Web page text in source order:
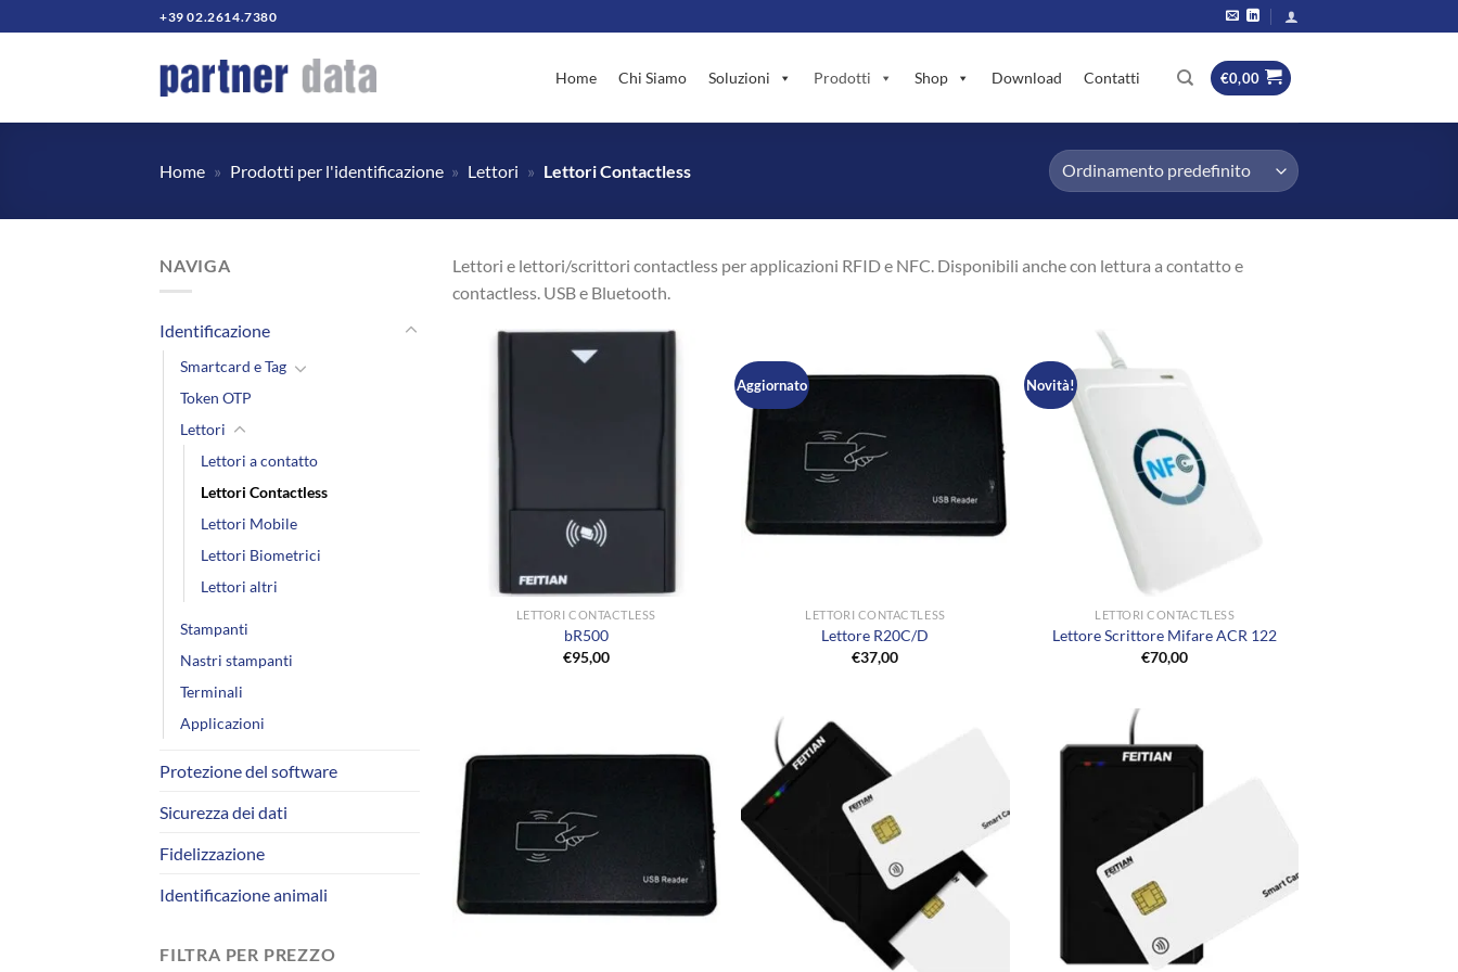
ai
+39 02.2614.7380
Home Chi Siamo Soluzioni Prodotti Shop Download Contatti €0,00
Home » Prodotti per l'identificazione » Lettori » Lettori Contactless
NAVIGA
Identificazione
Smartcard e Tag
Token OTP
Lettori
Lettori a contatto
Lettori Contactless
Lettori Mobile
Lettori Biometrici
Lettori altri
Stampanti
Nastri stampanti
Terminali
Applicazioni
Protezione del software
Sicurezza dei dati
Fidelizzazione
Identificazione animali
FILTRA PER PREZZO
Lettori e lettori/scrittori contactless per applicazioni RFID e NFC. Disponibili anche con lettura a contatto e
contactless. USB e Bluetooth.
LETTORI CONTACTLESS
bR500
€95,00
Aggiornato
LETTORI CONTACTLESS
Lettore R20C/D
€37,00
Novità!
LETTORI CONTACTLESS
Lettore Scrittore Mifare ACR 122
€70,00
+